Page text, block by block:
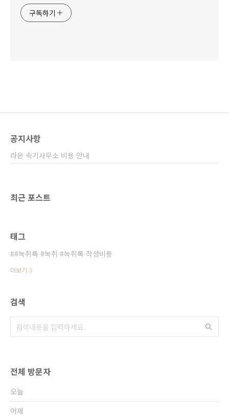
구독하기
공지사항
라온 속기사무소 비용 안내
최근 포스트
태그
#녹취록 #녹취 #녹취록 작성비용
더보기
검색
전체 방문자
오늘
어제